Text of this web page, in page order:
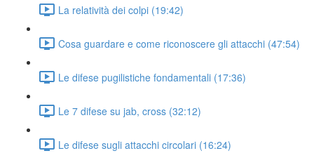
La relatività dei colpi (19:42)
Cosa guardare e come riconoscere gli attacchi (47:54)
Le difese pugilistiche fondamentali (17:36)
Le 7 difese su jab, cross (32:12)
Le difese sugli attacchi circolari (16:24)